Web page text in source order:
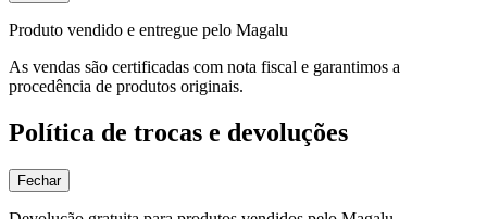
Produto vendido e entregue pelo Magalu
As vendas são certificadas com nota fiscal e garantimos a
procedência de produtos originais.
Política de trocas e devoluções
Fechar